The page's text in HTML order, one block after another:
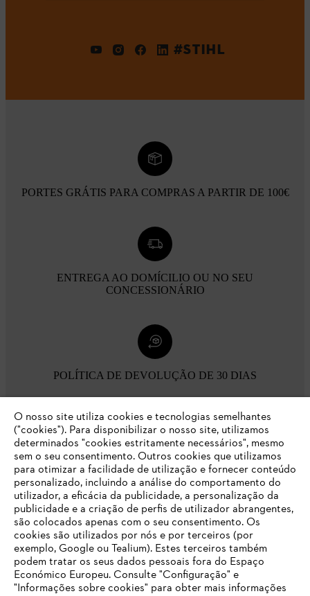
#STIHL
PORTES GRÁTIS PARA COMPRAS A PARTIR DE 100€
ENTREGA AO DOMÍCILIO OU NO SEU
CONCESSIONÁRIO
POLÍTICA DE DEVOLUÇÃO DE 30 DIAS
Opções de pagamento
Empresa
FAQs Loja Online
O nosso site utiliza cookies e tecnologias semelhantes
("cookies"). Para disponibilizar o nosso site, utilizamos
determinados "cookies estritamente necessários", mesmo
sem o seu consentimento. Outros cookies que utilizamos
para otimizar a facilidade de utilização e fornecer conteúdo
personalizado, incluindo a análise do comportamento do
utilizador, a eficácia da publicidade, a personalização da
publicidade e a criação de perfis de utilizador abrangentes,
são colocados apenas com o seu consentimento. Os
cookies são utilizados por nós e por terceiros (por
exemplo, Google ou Tealium). Estes terceiros também
podem tratar os seus dados pessoais fora do Espaço
Económico Europeu. Consulte "Configuração" e
"Informações sobre cookies" para obter mais informações